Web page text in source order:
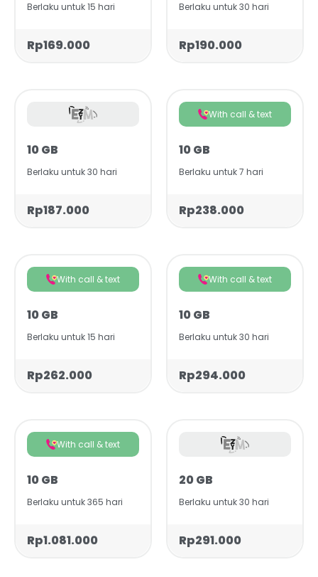
Berlaku untuk 15 hari
Rp169.000
Berlaku untuk 30 hari
Rp190.000
10 GB
Berlaku untuk 30 hari
Rp187.000
With call & text
10 GB
Berlaku untuk 7 hari
Rp238.000
With call & text
10 GB
Berlaku untuk 15 hari
Rp262.000
With call & text
10 GB
Berlaku untuk 30 hari
Rp294.000
With call & text
10 GB
Berlaku untuk 365 hari
Rp1.081.000
20 GB
Berlaku untuk 30 hari
Rp291.000